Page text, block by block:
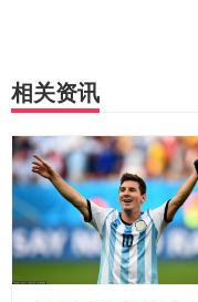
相关资讯